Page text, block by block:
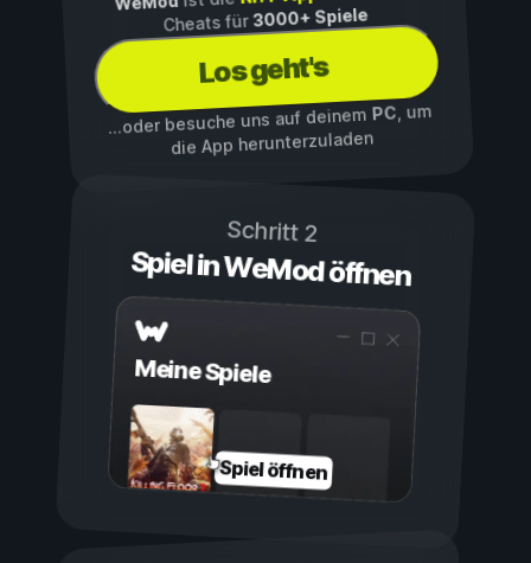
Cheats für3000+ Spiele
Los geht's
...oder besuche uns auf deinemPC, um
die App herunterzuladen
Schritt 2
Spiel in WeMod öffnen
Meine Spiele
Spiel öffnen